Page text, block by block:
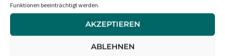
Funktionen beeinträchtigt werden.
AKZEPTIEREN
ABLEHNEN